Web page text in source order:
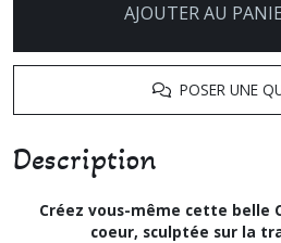
AJOUTER AU
POSER UNE
Description
Créez vous-même cette belle
coeur, sculptée sur la